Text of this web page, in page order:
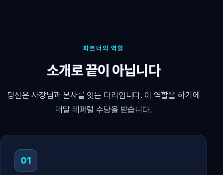
파트너의 역할
소개로 끝이 아닙니다
당신은 사장님과 본사를 잇는 다리입니다. 이 역할을 하기에
매달 레퍼럴 수당을 받습니다.
01